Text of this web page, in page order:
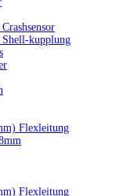
kupplung
Flexleitung
Flexleitung